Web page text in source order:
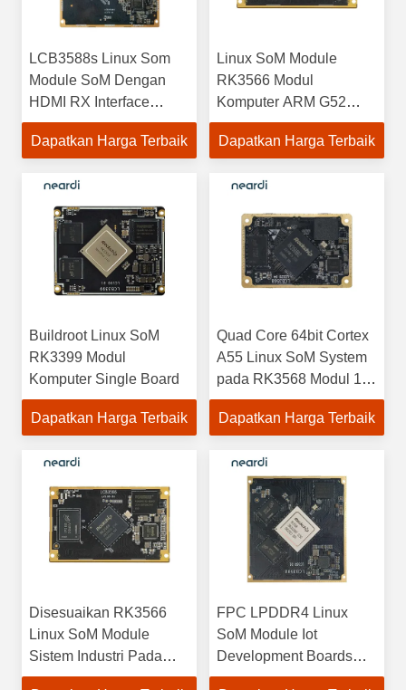
LCB3588s Linux Som
Module SoM Dengan
HDMI RX Interface
HDMI 2.0 2160p@60
Hz, Mendukung
Dapatkan Harga Terbaik
Linux SoM Module
RK3566 Modul
Komputer ARM G52
2EE EMMC 5.1
LPDDR4 / LPDDR4X
Dapatkan Harga Terbaik
Buildroot Linux SoM
RK3399 Modul
Komputer Single Board
Dapatkan Harga Terbaik
Quad Core 64bit Cortex
A55 Linux SoM System
pada RK3568 Modul 1
TOPS
Dapatkan Harga Terbaik
Disesuaikan RK3566
Linux SoM Module
Sistem Industri Pada
Modul LCB3566 Cortex
FPC LPDDR4 Linux
SoM Module Iot
Development Boards
8K30FPS 8 Core 64bit